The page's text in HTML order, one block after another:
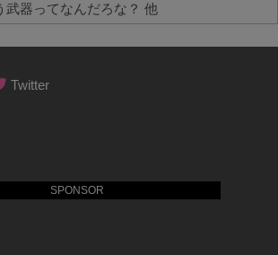
SPONSOR
武器ってなんだろな？ 他
相互RSS
Twitter